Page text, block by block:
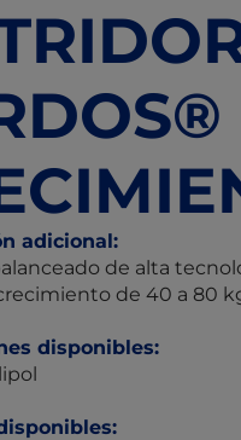
adicional:
de alta
de 40 a 80
disponibles: